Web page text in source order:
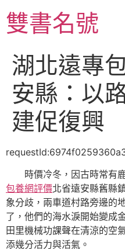
至
主雙書名號
湖北遠專
安縣：以
建促復興
時價冷冬，因古時常有
包養網評價北省遠安縣舊縣
象分歧，兩車道村路旁邊的
了，他們的海水淚開始變成
田里機械功課聲在清涼的空
添幾分活力與活氣。